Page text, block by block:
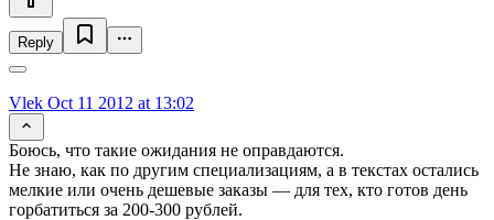
Reply
Vlek Oct 11 2012 at 13:02
Боюсь, что такие ожидания не оправдаются.
Не знаю, как по другим специализациям, а в текстах остались
мелкие или очень дешевые заказы — для тех, кто готов день
горбатиться за 200-300 рублей.